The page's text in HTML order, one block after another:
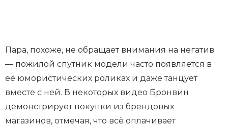
Пара, похоже, не обращает внимания на негатив
— пожилой спутник модели часто появляется в
её юмористических роликах и даже танцует
вместе с ней. В некоторых видео Бронвин
демонстрирует покупки из брендовых
магазинов, отмечая, что всё оплачивает